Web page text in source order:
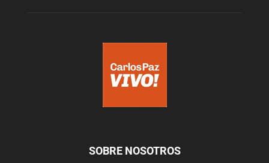
SOBRE NOSOTROS